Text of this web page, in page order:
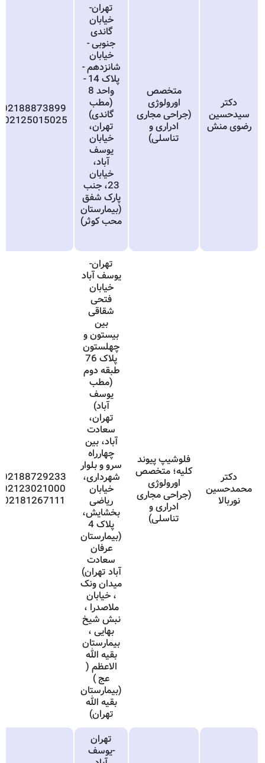
دکتر
سیدحسین
رضوی منش
متخصص
اورولوژی
(جراحی مجاری
ادراری و
تناسلی)
تهران-
خیابان
گاندی
جنوبی -
خیابان
شانزدهم -
پلاک 14 -
واحد 8
(مطب
گاندی)
تهران،
خیابان
یوسف
آباد،
خیابان
23، جنب
پارک شفق
(بیمارستان
محب کوثر)
02188873899
،02125015025
دکتر
محمدحسین
نوربالا
فلوشیپ پیوند
کلیه؛ متخصص
اورولوژی
(جراحی مجاری
ادراری و
تناسلی)
تهران-
یوسف آباد
خیابان
فتحی
شقاقی
بین
بیستون و
چهلستون
پلاک 76
طبقه دوم
(مطب
یوسف
آباد)
تهران،
سعادت
آباد، بین
چهارراه
سرو و بلوار
شهرداری،
خیابان
ریاضی
بخشایش،
پلاک 4
(بیمارستان
عرفان
سعادت
آباد تهران)
میدان ونک
، خیابان
ملاصدرا ،
نبش شیخ
بهایی ،
بیمارستان
بقیه الله
الاعظم (
عج )
(بیمارستان
بقیه الله
تهران)
02188729233
02123021000
02181267111
تهران
-یوسف